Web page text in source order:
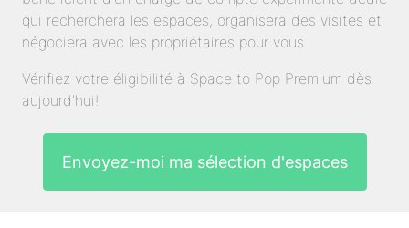
qui recherchera les espaces, organisera des visites et
négociera avec les propriétaires pour vous.
Vérifiez votre éligibilité à Space to Pop Premium dès
aujourd'hui!
Envoyez-moi ma sélection d'espaces